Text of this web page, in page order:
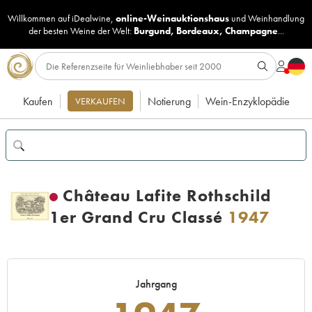
Willkommen auf iDealwine, online-Weinauktionshaus undWeinhandlung
der besten Weine der Welt: Burgund, Bordeaux, Champagne...
Kaufen VERKAUFEN Notierung Wein-Enzyklopädie
Château Lafite Rothschild
1er Grand Cru Classé 1947
Jahrgang